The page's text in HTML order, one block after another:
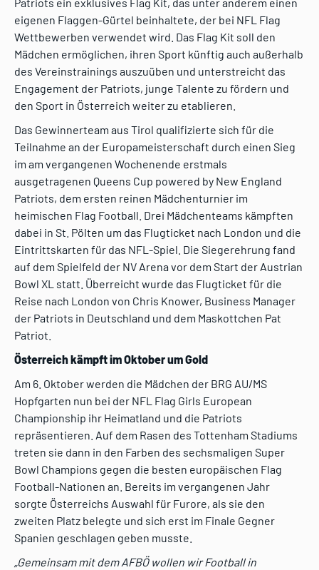
eigenen Flaggen-Gürtel beinhaltete, der bei NFL Flag
Wettbewerben verwendet wird. Das Flag Kit soll den
Mädchen ermöglichen, ihren Sport künftig auch außerhalb
des Vereinstrainings auszuüben und unterstreicht das
Engagement der Patriots, junge Talente zu fördern und
den Sport in Österreich weiter zu etablieren.
Das Gewinnerteam aus Tirol qualifizierte sich für die
Teilnahme an der Europameisterschaft durch einen Sieg
im am vergangenen Wochenende erstmals
ausgetragenen Queens Cup powered by New England
Patriots, dem ersten reinen Mädchenturnier im
heimischen Flag Football. Drei Mädchenteams kämpften
dabei in St. Pölten um das Flugticket nach London und die
Eintrittskarten für das NFL-Spiel. Die Siegerehrung fand
auf dem Spielfeld der NV Arena vor dem Start der Austrian
Bowl XL statt. Überreicht wurde das Flugticket für die
Reise nach London von Chris Knower, Business Manager
der Patriots in Deutschland und dem Maskottchen Pat
Patriot.
Österreich kämpft im Oktober um Gold
Am 6. Oktober werden die Mädchen der BRG AU/MS
Hopfgarten nun bei der NFL Flag Girls European
Championship ihr Heimatland und die Patriots
repräsentieren. Auf dem Rasen des Tottenham Stadiums
treten sie dann in den Farben des sechsmaligen Super
Bowl Champions gegen die besten europäischen Flag
Football-Nationen an. Bereits im vergangenen Jahr
sorgte Österreichs Auswahl für Furore, als sie den
zweiten Platz belegte und sich erst im Finale Gegner
Spanien geschlagen geben musste.
„Gemeinsam mit dem AFBÖ wollen wir Football in